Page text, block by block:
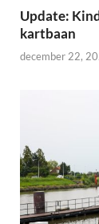
Update:
kartbaan
december 22,